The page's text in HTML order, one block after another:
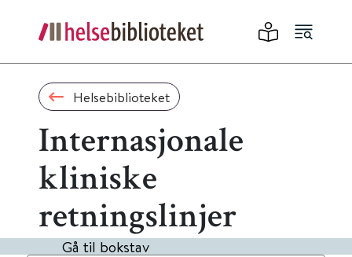
Helsebiblioteket
Internasjonale
kliniske
retningslinjer
Gå til bokstav